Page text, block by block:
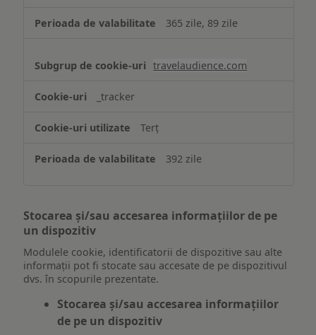
365 zile, 89 zile
travelaudience.com
_tracker
Terț
392 zile
Stocarea și/sau accesarea informațiilor de pe
un dispozitiv
Modulele cookie, identificatorii de dispozitive sau alte
informații pot fi stocate sau accesate de pe dispozitivul
dvs. în scopurile prezentate.
Stocarea și/sau accesarea informațiilor
de pe un dispozitiv